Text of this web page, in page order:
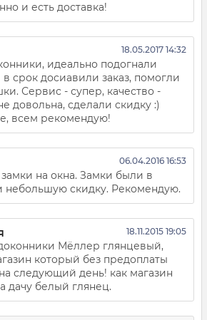
и есть доставка!
18.05.2017 14:32
идеально подогнали
срок досиавили заказ, помогли
Сервис - супер, качество -
довольна, сделали скидку :)
всем рекомендую!
06.04.2016 16:53
на окна. Замки были в
небольшую скидку. Рекомендую.
18.11.2015 19:05
Мёллер глянцевый,
который без предоплаты
следующий день! как магазин
дачу белый глянец.